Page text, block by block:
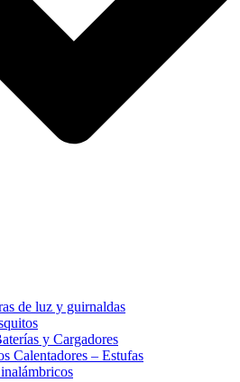
de luz y guirnaldas
y Cargadores
Calentadores – Estufas